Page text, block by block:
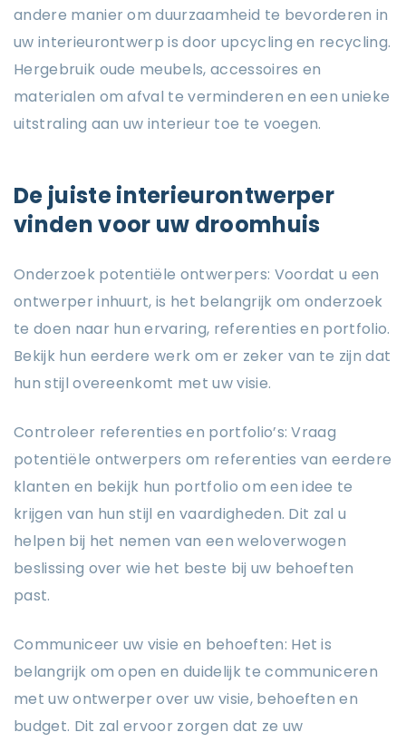
andere manier om duurzaamheid te bevorderen in
uw interieurontwerp is door upcycling en recycling.
Hergebruik oude meubels, accessoires en
materialen om afval te verminderen en een unieke
uitstraling aan uw interieur toe te voegen.
De juiste interieurontwerper
vinden voor uw droomhuis
Onderzoek potentiële ontwerpers: Voordat u een
ontwerper inhuurt, is het belangrijk om onderzoek
te doen naar hun ervaring, referenties en portfolio.
Bekijk hun eerdere werk om er zeker van te zijn dat
hun stijl overeenkomt met uw visie.
Controleer referenties en portfolio’s: Vraag
potentiële ontwerpers om referenties van eerdere
klanten en bekijk hun portfolio om een ​​idee te
krijgen van hun stijl en vaardigheden. Dit zal u
helpen bij het nemen van een weloverwogen
beslissing over wie het beste bij uw behoeften
past.
Communiceer uw visie en behoeften: Het is
belangrijk om open en duidelijk te communiceren
met uw ontwerper over uw visie, behoeften en
budget. Dit zal ervoor zorgen dat ze uw